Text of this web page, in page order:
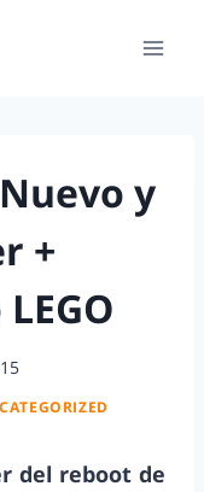
y
+
del reboot de